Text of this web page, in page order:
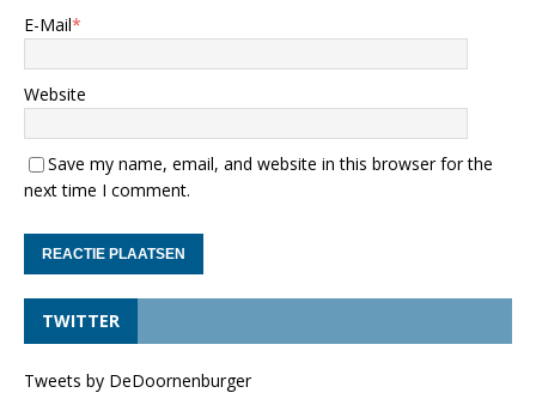
E-Mail*
Website
Save my name, email, and website in this browser for the
next time I comment.
TWITTER
Tweets by DeDoornenburger